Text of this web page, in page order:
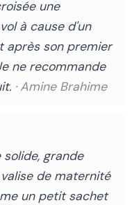
une
à cause d'un
après son premier
ne recommande
· Amine Brahime
grande
de maternité
un petit sachet